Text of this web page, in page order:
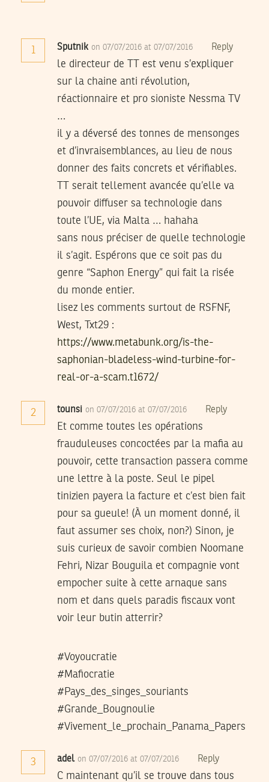
1 Sputnik on 07/07/2016 at 07/07/2016 Reply
le directeur de TT est venu s’expliquer
sur la chaine anti révolution,
réactionnaire et pro sioniste Nessma TV
…
il y a déversé des tonnes de mensonges
et d’invraisemblances, au lieu de nous
donner des faits concrets et vérifiables.
TT serait tellement avancée qu’elle va
pouvoir diffuser sa technologie dans
toute l’UE, via Malta … hahaha
sans nous préciser de quelle technologie
il s’agit. Espérons que ce soit pas du
genre “Saphon Energy” qui fait la risée
du monde entier.
lisez les comments surtout de RSFNF,
West, Txt29 :
https://www.metabunk.org/is-the-
saphonian-bladeless-wind-turbine-for-
real-or-a-scam.t1672/
2 tounsi on 07/07/2016 at 07/07/2016 Reply
Et comme toutes les opérations
frauduleuses concoctées par la mafia au
pouvoir, cette transaction passera comme
une lettre à la poste. Seul le pipel
tinizien payera la facture et c’est bien fait
pour sa gueule! (À un moment donné, il
faut assumer ses choix, non?) Sinon, je
suis curieux de savoir combien Noomane
Fehri, Nizar Bouguila et compagnie vont
empocher suite à cette arnaque sans
nom et dans quels paradis fiscaux vont
voir leur butin atterrir?
#Voyoucratie
#Mafiocratie
#Pays_des_singes_souriants
#Grande_Bougnoulie
#Vivement_le_prochain_Panama_Papers
3 adel on 07/07/2016 at 07/07/2016 Reply
C maintenant qu’il se trouve dans tous